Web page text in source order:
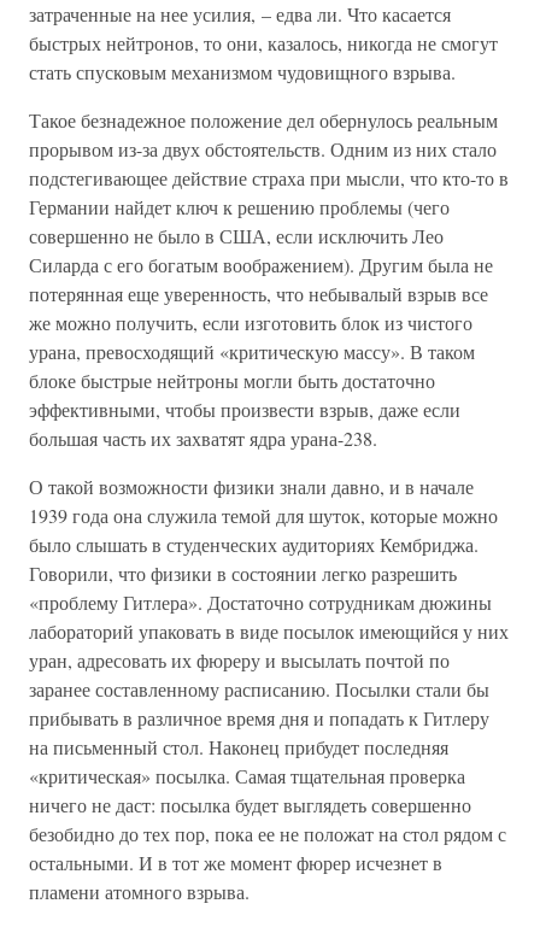
затраченные на нее усилия, – едва ли. Что касается
быстрых нейтронов, то они, казалось, никогда не смогут
стать спусковым механизмом чудовищного взрыва.
Такое безнадежное положение дел обернулось реальным
прорывом из-за двух обстоятельств. Одним из них стало
подстегивающее действие страха при мысли, что кто-то в
Германии найдет ключ к решению проблемы (чего
совершенно не было в США, если исключить Лео
Силарда с его богатым воображением). Другим была не
потерянная еще уверенность, что небывалый взрыв все
же можно получить, если изготовить блок из чистого
урана, превосходящий «критическую массу». В таком
блоке быстрые нейтроны могли быть достаточно
эффективными, чтобы произвести взрыв, даже если
большая часть их захватят ядра урана-238.
О такой возможности физики знали давно, и в начале
1939 года она служила темой для шуток, которые можно
было слышать в студенческих аудиториях Кембриджа.
Говорили, что физики в состоянии легко разрешить
«проблему Гитлера». Достаточно сотрудникам дюжины
лабораторий упаковать в виде посылок имеющийся у них
уран, адресовать их фюреру и высылать почтой по
заранее составленному расписанию. Посылки стали бы
прибывать в различное время дня и попадать к Гитлеру
на письменный стол. Наконец прибудет последняя
«критическая» посылка. Самая тщательная проверка
ничего не даст: посылка будет выглядеть совершенно
безобидно до тех пор, пока ее не положат на стол рядом с
остальными. И в тот же момент фюрер исчезнет в
пламени атомного взрыва.